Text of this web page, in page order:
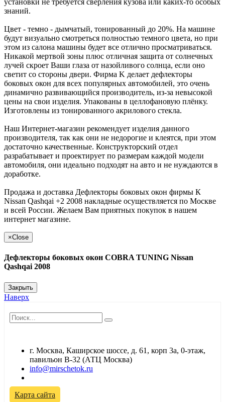
установки не требуется сверления кузова или каких-то особых
знаний.
Цвет - темно - дымчатый, тонированный до 20%. На машине
будут визуально смотреться полностью темного цвета, но при
этом из салона машины будет все отлично просматриваться.
Никакой мертвой зоны плюс отличная защита от солнечных
лучей скроет Ваши глаза от назойливого солнца, если оно
светит со стороны двери. Фирма K делает дефлекторы
боковых окон для всех популярных автомобилей, это очень
динамично развивающийся производитель, из-за невысокой
цены на свои изделия. Упакованы в целлофановую плёнку.
Изготовлены из тонированного акрилового стекла.
Наш Интернет-магазин рекомендует изделия данного
производителя, так как они не недорогие и клеятся, при этом
достаточно качественные. Конструкторский отдел
разрабатывает и проектирует по размерам каждой модели
автомобиля, они идеально подходят на авто и не нуждаются в
доработке.
Продажа и доставка Дефлекторы боковых окон фирмы К
Nissan Qashqai +2 2008 накладные осуществляется по Москве
и всей России. Желаем Вам приятных покупок в нашем
интернет магазине.
×Close
Дефлекторы боковых окон COBRA TUNING Nissan
Qashqai 2008
Закрыть
Наверх
г. Москва, Каширское шоссе, д. 61, корп 3а, 0-этаж,
павильон В-32 (АТЦ Москва)
info@mirschetok.ru
Карта сайта